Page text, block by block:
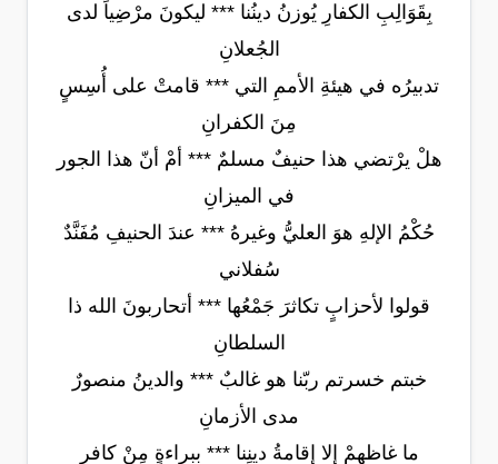
بِقَوَالِبِ الكفارِ يُوزنُ دينُنا *** ليكونَ مرْضِياً لدى
الجُعلانِ
تدبيرُه في هيئةِ الأممِ التي *** قامتْ على أُسِسٍ
مِنَ الكفرانِ
هلْ يرْتضي هذا حنيفٌ مسلمٌ *** أمْ أنّ هذا الجور
في الميزانِ
حُكْمُ الإلهِ هوَ العليُّ وغيرهُ *** عندَ الحنيفِ مُفَنَّدٌ
سُفلاني
قولوا لأحزابٍ تكاثرَ جَمْعُها *** أتحاربونَ الله ذا
السلطانِ
خبتم خسرتم ربّنا هو غالبٌ *** والدينُ منصورٌ
مدى الأزمانِ
ما غاظهمْ إلا إقامةُ دينِنا *** ببراءةٍ مِنْ كافرٍ